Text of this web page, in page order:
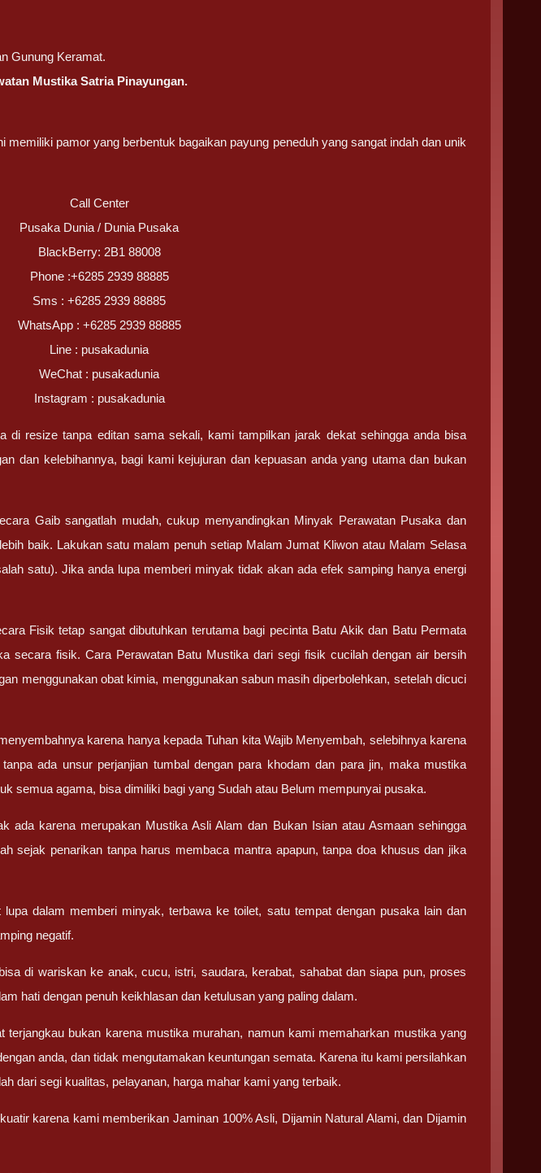
Gunung Keramat.
Mustika Satria Pinayungan.
pamor yang berbentuk bagaikan payung peneduh yang sangat indah dan unik
Call Center
Pusaka Dunia / Dunia Pusaka
BlackBerry: 2B1 88008
Phone :+6285 2939 88885
Sms : +6285 2939 88885
WhatsApp : +6285 2939 88885
Line : pusakadunia
WeChat : pusakadunia
Instagram : pusakadunia
di resize tanpa editan sama sekali, kami tampilkan jarak dekat sehingga anda bisa
dan kelebihannya, bagi kami kejujuran dan kepuasan anda yang utama dan bukan
Gaib sangatlah mudah, cukup menyandingkan Minyak Perawatan Pusaka dan
baik. Lakukan satu malam penuh setiap Malam Jumat Kliwon atau Malam Selasa
satu). Jika anda lupa memberi minyak tidak akan ada efek samping hanya energi
Fisik tetap sangat dibutuhkan terutama bagi pecinta Batu Akik dan Batu Permata
secara fisik. Cara Perawatan Batu Mustika dari segi fisik cucilah dengan air bersih
menggunakan obat kimia, menggunakan sabun masih diperbolehkan, setelah dicuci
karena hanya kepada Tuhan kita Wajib Menyembah, selebihnya karena
ada unsur perjanjian tumbal dengan para khodam dan para jin, maka mustika
semua agama, bisa dimiliki bagi yang Sudah atau Belum mempunyai pusaka.
ada karena merupakan Mustika Asli Alam dan Bukan Isian atau Asmaan sehingga
sejak penarikan tanpa harus membaca mantra apapun, tanpa doa khusus dan jika
dalam memberi minyak, terbawa ke toilet, satu tempat dengan pusaka lain dan
negatif.
di wariskan ke anak, cucu, istri, saudara, kerabat, sahabat dan siapa pun, proses
hati dengan penuh keikhlasan dan ketulusan yang paling dalam.
terjangkau bukan karena mustika murahan, namun kami memaharkan mustika yang
anda, dan tidak mengutamakan keuntungan semata. Karena itu kami persilahkan
dari segi kualitas, pelayanan, harga mahar kami yang terbaik.
karena kami memberikan Jaminan 100% Asli, Dijamin Natural Alami, dan Dijamin